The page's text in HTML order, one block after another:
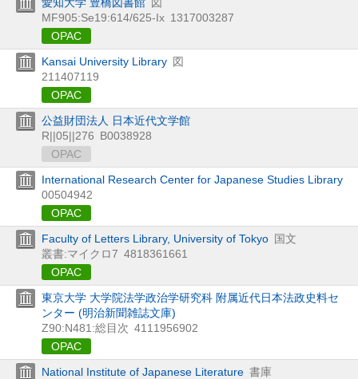
MF905:Se19:614/625-Ix 1317003287
OPAC
Kansai University Library 図
211407119
OPAC
公益財団法人 日本近代文学館
R||05||276 B0038928
OPAC
International Research Center for Japanese Studies Library
00504942
OPAC
Faculty of Letters Library, University of Tokyo 国文
叢書:マイクロ7 4818361661
OPAC
東京大学 大学院法学政治学研究科 附属近代日本法政史料セ
ンター (明治新聞雑誌文庫)
Z90:N481:総目次 4111956902
OPAC
National Institute of Japanese Literature 書庫